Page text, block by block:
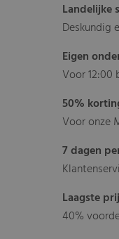
Landelijke
Deskundig
Eigen
Voor 12:00
50%
Voor onze
7 dagen
Laagste
40%